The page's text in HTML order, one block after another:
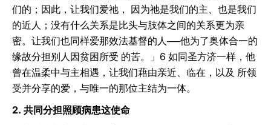
们的；因此，让我们爱祂， 因为祂是我们的主、也是我们
的近人；没有什么关系是比头与肢体之间的关系更为亲
密。让我们也同样爱那效法基督的人──他为了奥体合一的
缘故分担别人因贫困所受 的苦。」6 如同圣方济一样，他
曾在温柔中与主相遇，让我们藉由亲近、临在，以及 所领
受并分享的爱，与唯一的那位主结为一体。
2. 共同分担照顾病患这使命